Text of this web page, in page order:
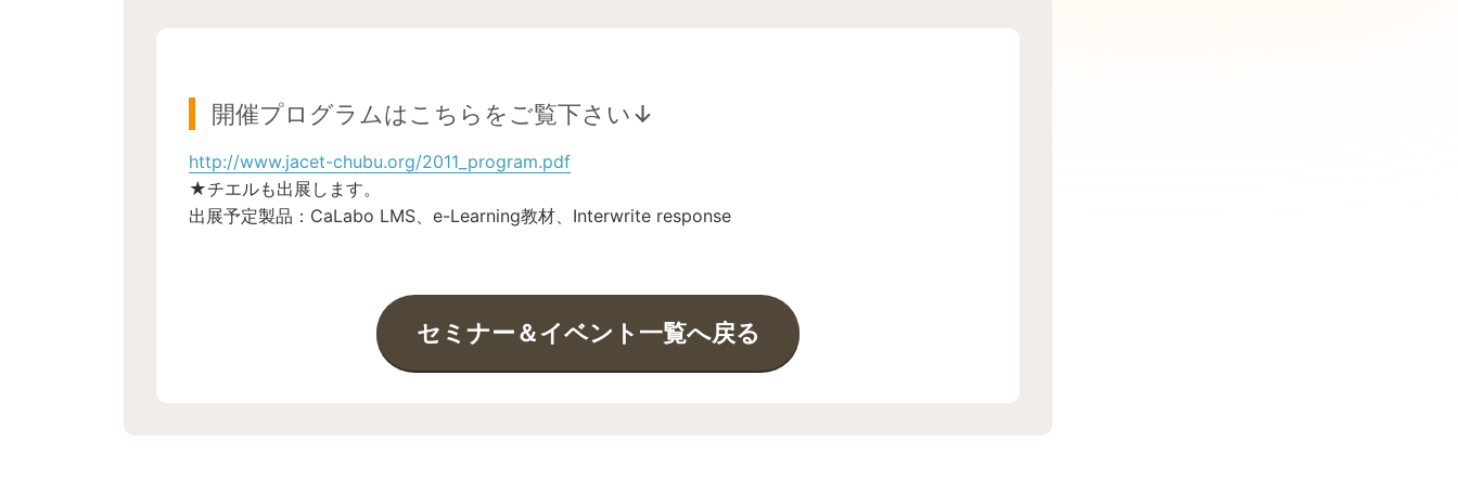
開催プログラムはこちらをご覧下さい↓
http://www.jacet-chubu.org/2011_program.pdf
★チエルも出展します。
出展予定製品：CaLabo LMS、e-Learning教材、Interwrite response
セミナー＆イベント一覧へ戻る